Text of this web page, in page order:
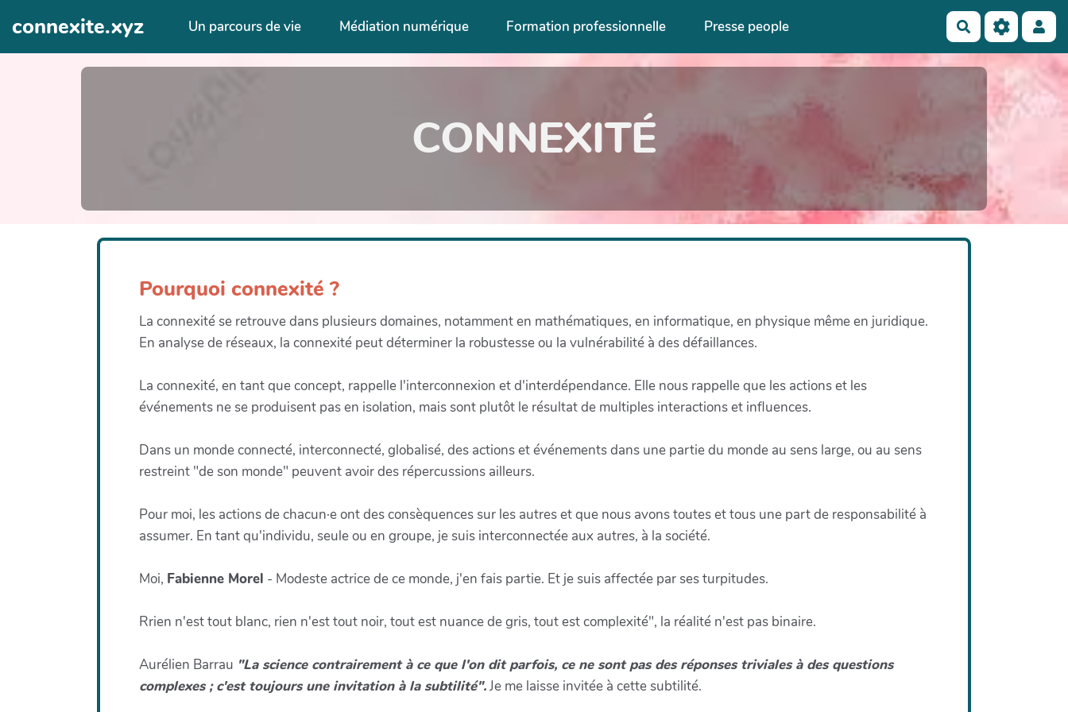
Aller au contenu principal
connexite.xyz Un parcours de vie Médiation numérique Formation professionnelle Presse people Rechercher
CONNEXITÉ
Pourquoi connexité ?
La connexité se retrouve dans plusieurs domaines, notamment en mathématiques, en informatique, en physique même en juridique.
En analyse de réseaux, la connexité peut déterminer la robustesse ou la vulnérabilité à des défaillances.
La connexité, en tant que concept, rappelle l'interconnexion et d'interdépendance. Elle nous rappelle que les actions et les
événements ne se produisent pas en isolation, mais sont plutôt le résultat de multiples interactions et influences.
Dans un monde connecté, interconnecté, globalisé, des actions et événements dans une partie du monde au sens large, ou au sens
restreint "de son monde" peuvent avoir des répercussions ailleurs.
Pour moi, les actions de chacun·e ont des consèquences sur les autres et que nous avons toutes et tous une part de responsabilité à
assumer. En tant qu'individu, seule ou en groupe, je suis interconnectée aux autres, à la société.
Moi, Fabienne Morel - Modeste actrice de ce monde, j'en fais partie. Et je suis affectée par ses turpitudes.
Rrien n'est tout blanc, rien n'est tout noir, tout est nuance de gris, tout est complexité", la réalité n'est pas binaire.
Aurélien Barrau "La science contrairement à ce que l'on dit parfois, ce ne sont pas des réponses triviales à des questions
complexes ; c'est toujours une invitation à la subtilité".Je me laisse invitée à cette subtilité.